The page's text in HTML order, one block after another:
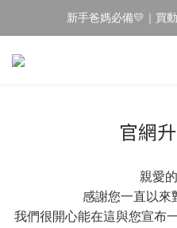
🔥 新會員專屬｜
新手爸媽必備💛｜買
育兒神隊友✨｜副食
官網
親愛
感謝您一直以來
我們很開心能在這與您宣布